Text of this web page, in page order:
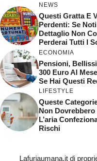
NEWS
Questi Gratta E
Perdenti: Se
Dettaglio Non
Perderai Tutti I
ECONOMIA
Pensioni,
300 Euro Al
Se Hai Questi
LIFESTYLE
Queste
Non
L’aria
Rischi
Lafuriaumana.it di